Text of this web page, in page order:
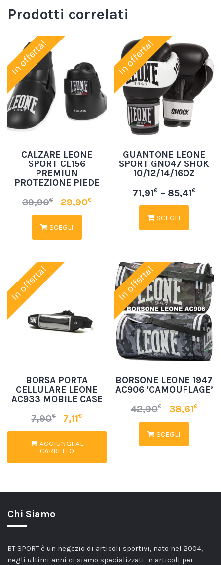
Prodotti correlati
In offerta!
CALZARE LEONE
SPORT CL156
PREMIUN
PROTEZIONE PIEDE
39,90€ 29,90€
SCEGLI
In offerta!
GUANTONE LEONE
SPORT GN047 SHOK
10/12/14/16OZ
71,91€ – 85,41€
SCEGLI
In offerta!
BORSA PORTA
CELLULARE LEONE
AC933 MOBILE CASE
7,90€ 7,11€
AGGIUNGI AL
CARRELLO
In offerta!
BORSONE LEONE 1947
AC906 ‘CAMOUFLAGE’
42,90€ 38,61€
SCEGLI
Chi Siamo
BT SPORT è un negozio di articoli sportivi, nato nel 2004,
negli ultimi anni ci siamo specializzati in articoli per